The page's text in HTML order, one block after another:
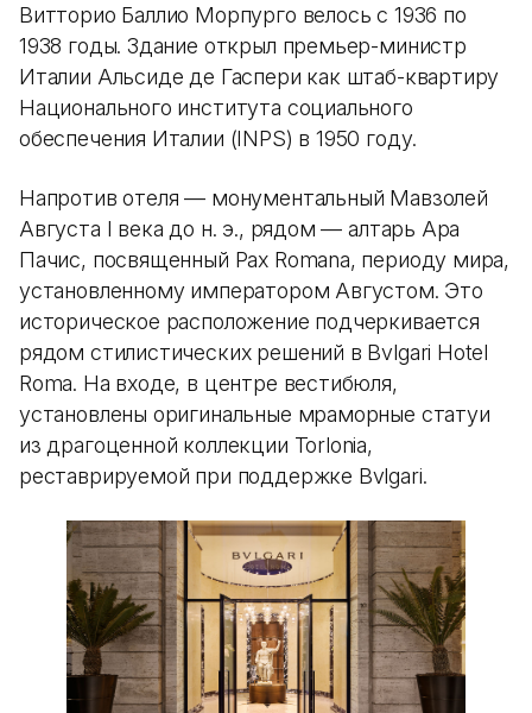
Витторио Баллио Морпурго велось с 1936 по
1938 годы. Здание открыл премьер-министр
Италии Альсиде де Гаспери как штаб-квартиру
Национального института социального
обеспечения Италии (INPS) в 1950 году.
Напротив отеля — монументальный Мавзолей
Августа I века до н. э., рядом — алтарь Ара
Пачис, посвященный Pax Romana, периоду мира,
установленному императором Августом. Это
историческое расположение подчеркивается
рядом стилистических решений в Bvlgari Hotel
Roma. На входе, в центре вестибюля,
установлены оригинальные мраморные статуи
из драгоценной коллекции Torlonia,
реставрируемой при поддержке Bvlgari.